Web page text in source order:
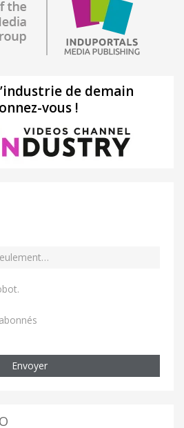
de demain
vous !
.
Envoyer